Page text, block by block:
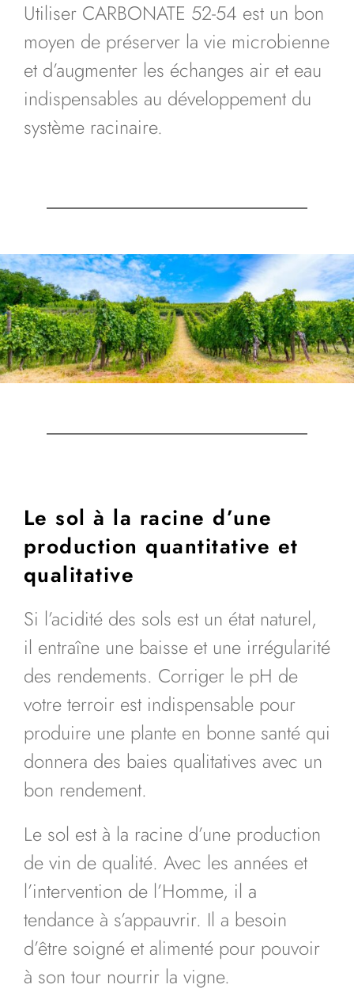
Utiliser CARBONATE 52-54 est un bon
moyen de préserver la vie microbienne
et d’augmenter les échanges air et eau
indispensables au développement du
système racinaire.
Le sol à la racine d’une
production quantitative et
qualitative
Si l’acidité des sols est un état naturel,
il entraîne une baisse et une irrégularité
des rendements. Corriger le pH de
votre terroir est indispensable pour
produire une plante en bonne santé qui
donnera des baies qualitatives avec un
bon rendement.
Le sol est à la racine d’une production
de vin de qualité. Avec les années et
l’intervention de l’Homme, il a
tendance à s’appauvrir. Il a besoin
d’être soigné et alimenté pour pouvoir
à son tour nourrir la vigne.